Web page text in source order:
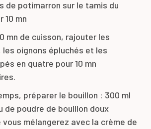
de potimarron sur le tamis du
10 mn
mn de cuisson, rajouter les
les oignons épluchés et les
en quatre pour 10 mn
préparer le bouillon : 300 ml
de poudre de bouillon doux
vous mélangerez avec la crème de